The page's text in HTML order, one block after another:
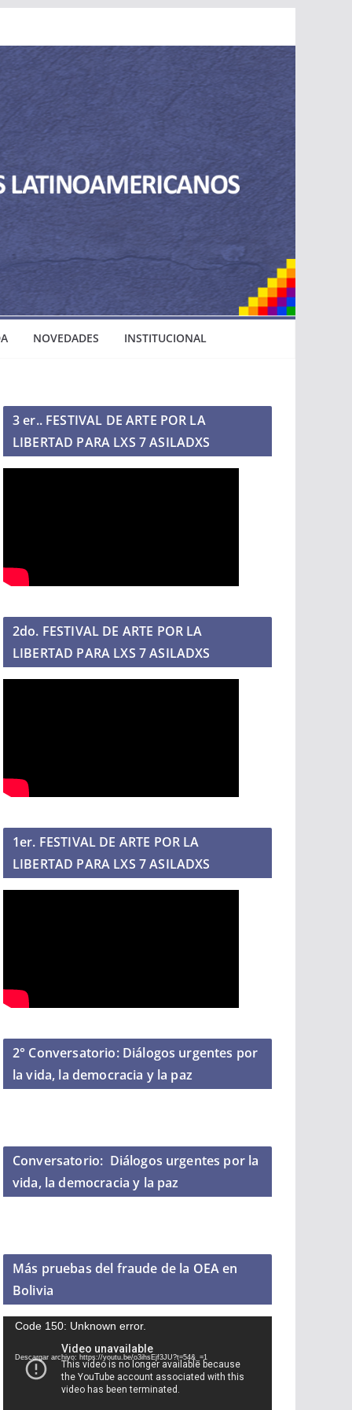
NOVEDADES INSTITUCIONAL
3 er.. FESTIVAL DE ARTE POR LA
LIBERTAD PARA LXS 7 ASILADXS
2do. FESTIVAL DE ARTE POR LA
LIBERTAD PARA LXS 7 ASILADXS
1er. FESTIVAL DE ARTE POR LA
LIBERTAD PARA LXS 7 ASILADXS
2° Conversatorio: Diálogos urgentes por
la vida, la democracia y la paz
Conversatorio: ​ Diálogos urgentes por la
vida, la democracia y la paz
Más pruebas del fraude de la OEA en
Bolivia
Code 150: Unknown error.
Descargar archivo: https://youtu.be/o3ihsEjf3JU?t=54&_=1